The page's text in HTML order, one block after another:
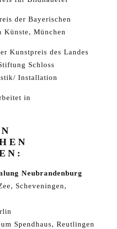
der Bayerischen
Künste, München
Kunstpreis des Landes
Schloss
Installation
in
Neubrandenburg
Scheveningen,
Spendhaus, Reutlingen